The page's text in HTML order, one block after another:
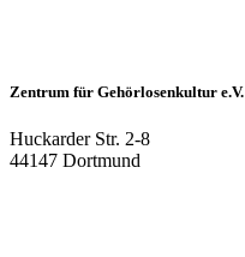
Zentrum für Gehörlosenkultur e.V.
Huckarder Str. 2-8
44147 Dortmund